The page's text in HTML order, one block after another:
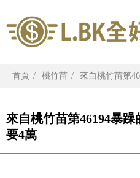
首頁 桃竹苗 來自桃竹苗第
來自桃竹苗第46194暴
要4萬